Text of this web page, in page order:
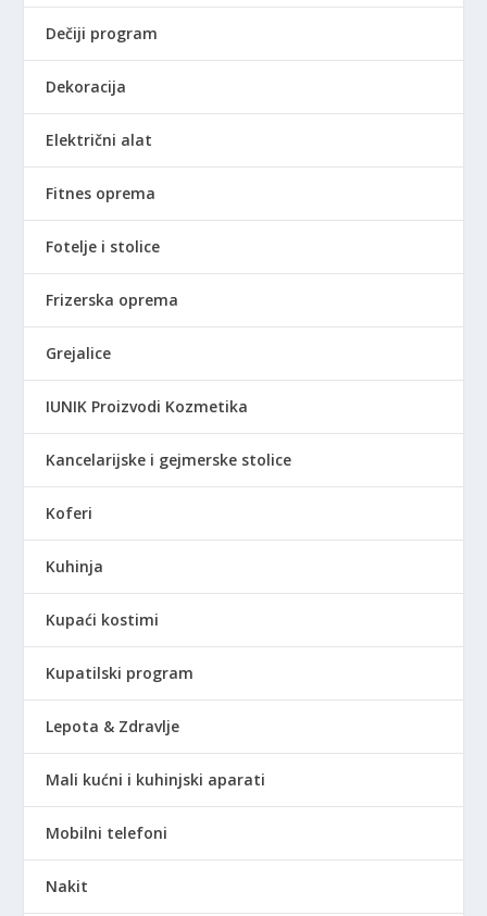
Dečiji program
Dekoracija
Električni alat
Fitnes oprema
Fotelje i stolice
Frizerska oprema
Grejalice
IUNIK Proizvodi Kozmetika
Kancelarijske i gejmerske stolice
Koferi
Kuhinja
Kupaći kostimi
Kupatilski program
Lepota & Zdravlje
Mali kućni i kuhinjski aparati
Mobilni telefoni
Nakit